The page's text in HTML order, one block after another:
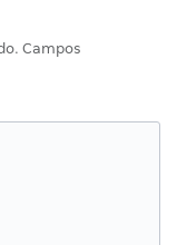
Campos